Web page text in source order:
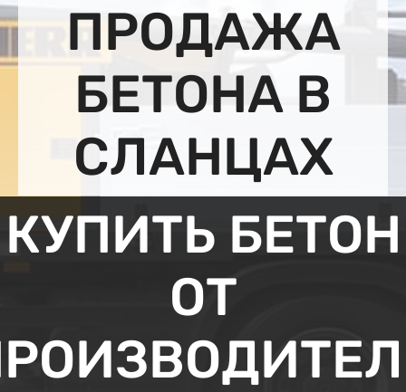
ПРОДАЖА
БЕТОНА В
СЛАНЦАХ
КУПИТЬ БЕТОН
ОТ